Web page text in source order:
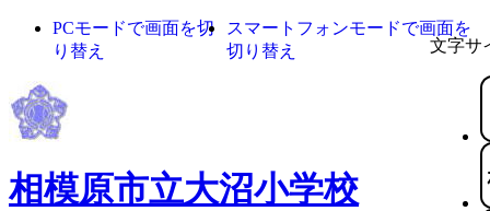
文字サ
PCモードで画面を切
り替え
スマートフォンモードで画面を
切り替え
相模原市立大沼小学校